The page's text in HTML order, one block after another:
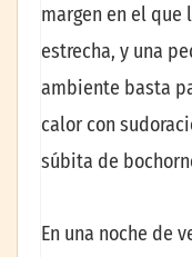
margen en el que
estrecha, y una
ambiente basta
calor con
súbita de
En una noche de